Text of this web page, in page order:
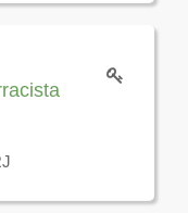
de dezembro de
de dezembro de